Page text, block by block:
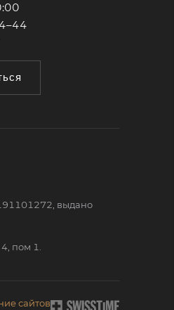
выдано
пом 1.
сайтов